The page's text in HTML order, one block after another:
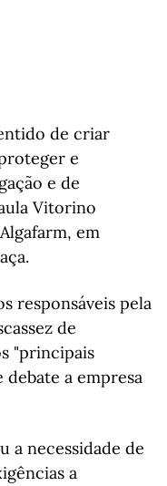
de criar
e
e de
Vitorino
em
responsáveis pela
de
"principais
debate a empresa
a necessidade de
a